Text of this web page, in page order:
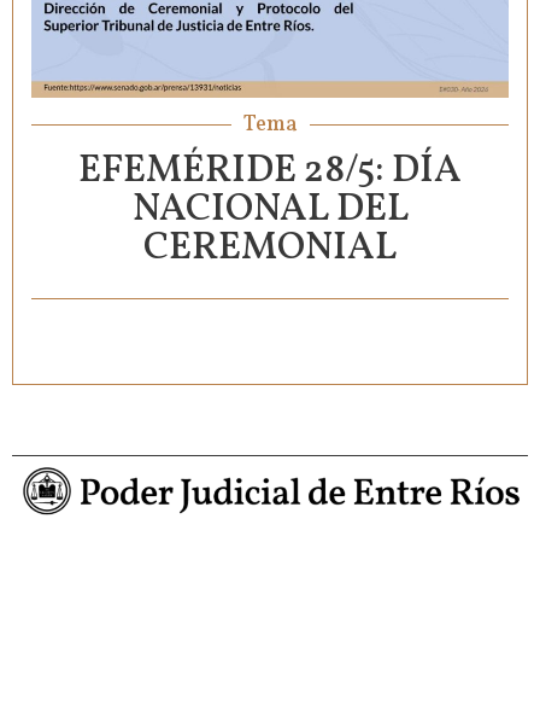
Tema
EFEMÉRIDE 28/5: DÍA
NACIONAL DEL
CEREMONIAL